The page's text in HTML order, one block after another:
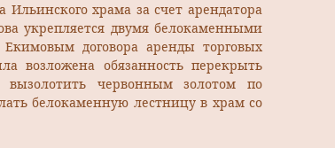
храма за счет арендатора
укрепляется двумя белокаменными
договора аренды торговых
возложена обязанность перекрыть
червонным золотом по
белокаменную лестницу в храм со